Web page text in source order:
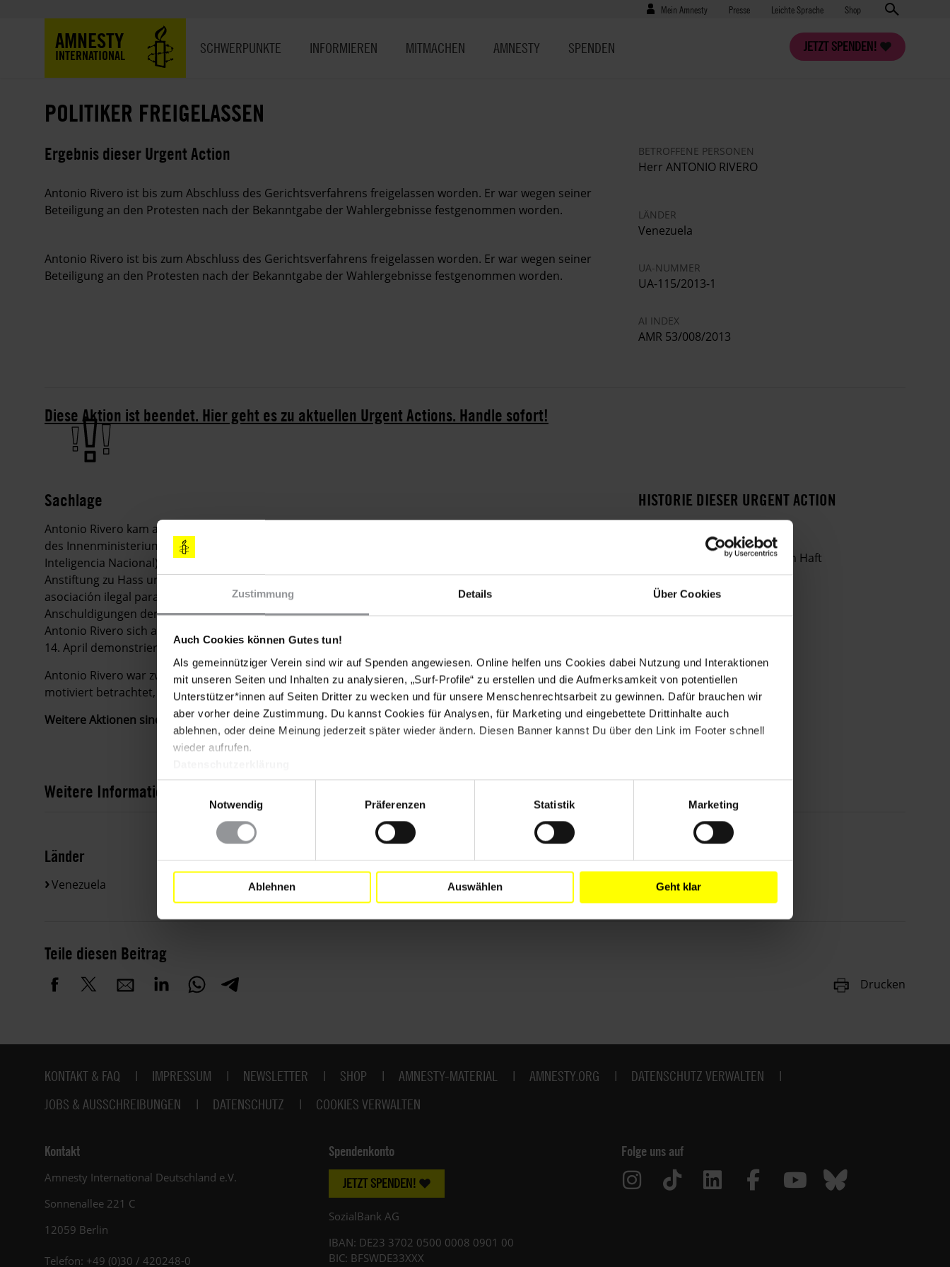
Zustimmung Details Über Cookies
Auch Cookies können Gutes tun!
Als gemeinnütziger Verein sind wir auf Spenden angewiesen. Online helfen uns Cookies dabei Nutzung und Interaktionen
mit unseren Seiten und Inhalten zu analysieren, „Surf-Profile“ zu erstellen und die Aufmerksamkeit von potentiellen
Unterstützer*innen auf Seiten Dritter zu wecken und für unsere Menschenrechtsarbeit zu gewinnen. Dafür brauchen wir
aber vorher deine Zustimmung. Du kannst Cookies für Analysen, für Marketing und eingebettete Drittinhalte auch
ablehnen, oder deine Meinung jederzeit später wieder ändern. Diesen Banner kannst Du über den Link im Footer schnell
wieder aufrufen.
Einwilligungsauswahl
Notwendig
Präferenzen Statistik Marketing
Ablehnen Auswählen Geht klar
Benutzermenü
Mein Amnesty Presse
Presse Leichte Sprache Shop
AMNESTY
INTERNATIONAL
JETZT SPENDEN!
SCHWERPUNKTE INFORMIEREN MITMACHEN AMNESTY SPENDEN
POLITIKER FREIGELASSEN
Ergebnis dieser Urgent Action
Antonio Rivero ist bis zum Abschluss des Gerichtsverfahrens freigelassen worden. Er war wegen seiner
Beteiligung an den Protesten nach der Bekanntgabe der Wahlergebnisse festgenommen worden.
Antonio Rivero ist bis zum Abschluss des Gerichtsverfahrens freigelassen worden. Er war wegen seiner
Beteiligung an den Protesten nach der Bekanntgabe der Wahlergebnisse festgenommen worden.
BETROFFENE PERSONEN
Herr ANTONIO RIVERO
LÄNDER
Venezuela
UA-NUMMER
UA-115/2013-1
AI INDEX
AMR 53/008/2013
Diese Aktion ist beendet. Hier geht es zu aktuellen Urgent Actions. Handle sofort!
Sachlage
Antonio Rivero kam am 17. Mai frei. Am 27. April war er festgenommen worden, nachdem ihn Angehörige
des Innenministeriums zu einem Treffen beim venezolanischen Geheimdienst (Servicio Bolivariano de
Inteligencia Nacional) bestellt hatten. Zwei Tage darauf, am 29. April, wurde Antonio Rivero wegen
Anstiftung zu Hass und der Verabredung zu einer strafbaren Handlung (delitos de instigación al odio y
asociación ilegal para delinquir) angeklagt. Laut Angaben seines Rechtsbeistands basieren die
Anschuldigungen der Staatsanwaltschaft lediglich auf einer Videoaufnahme, in der zu sehen ist, wie
Antonio Rivero sich an Personen richtet, die friedlich gegen das Ergebnis der Präsidentschaftswahl vom
14. April demonstrieren.
Antonio Rivero war zwei Wochen lang im Hungerstreik, um gegen seine Inhaftierung, die er als politisch
motiviert betrachtet, zu protestieren.
Weitere Aktionen sind zurzeit nicht erforderlich. Vielen Dank allen, die Appelle geschrieben haben.
HISTORIE DIESER URGENT ACTION
Politiker freigelassen
Oppositioneller willkürlich in Haft
Weitere Informationen
Länder
Venezuela
Teile diesen Beitrag
Drucken
Fußbereich
KONTAKT & FAQ IMPRESSUM NEWSLETTER SHOP AMNESTY-MATERIAL AMNESTY.ORG
DATENSCHUTZ VERWALTEN
JOBS & AUSSCHREIBUNGEN
DATENSCHUTZ COOKIES VERWALTEN
Kontakt
Amnesty International Deutschland e.V.
Sonnenallee 221 C
12059 Berlin
Telefon: +49 (0)30 / 420248-0
Spendenkonto
JETZT SPENDEN!
SozialBank AG
IBAN: DE23 3702 0500 0008 0901 00
BIC: BFSWDE33XXX
Folge uns auf